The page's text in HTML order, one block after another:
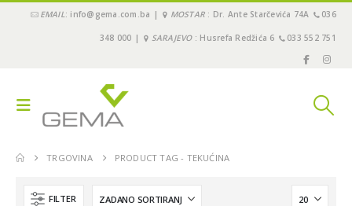
EMAIL: info@gema.com.ba | MOSTAR : Dr. Ante Starčevića 74A 036
348 000 | SARAJEVO: Husrefa Redžića 6 033 552 751
TRGOVINA PRODUCT TAG - TEKUĆINA
FILTER